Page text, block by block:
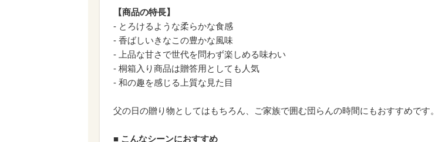
【商品の特長】
- とろけるような柔らかな食感
- 香ばしいきなこの豊かな風味
- 上品な甘さで世代を問わず楽しめる味わい
- 桐箱入り商品は贈答用としても人気
- 和の趣を感じる上質な見た目
父の日の贈り物としてはもちろん、ご家族で囲む団らんの時間にもおすすめです。
■ こんなシーンにおすすめ